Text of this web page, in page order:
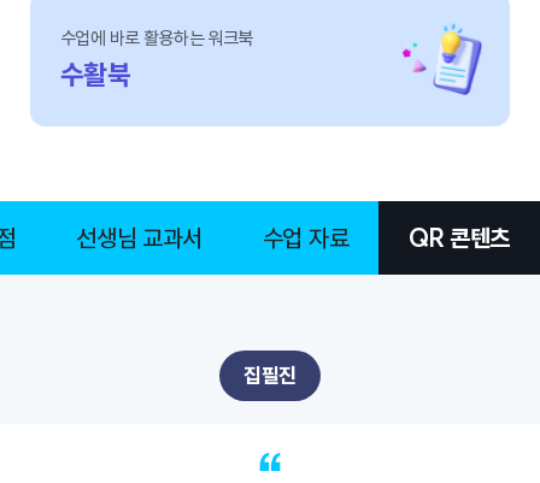
수업에 바로 활용하는 워크북
수활북
선생님 교과서 수업 자료 QR 콘텐츠
집필진